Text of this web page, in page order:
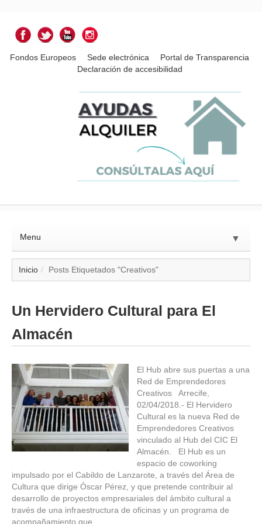
Fondos Europeos Sede electrónica
Portal de Transparencia
Declaración de accesibilidad
Menu ▼
▼
▼
Inicio Posts Etiquetados "Creativos"
Un Hervidero Cultural para El
Almacén
El Hub abre sus puertas a una
Red de Emprendedores
Creativos Arrecife,
02/04/2018.- El Hervidero
Cultural es la nueva Red de
Emprendedores Creativos
vinculado al Hub del CIC El
Almacén. El Hub es un
espacio de coworking
impulsado por el Cabildo de Lanzarote, a través del Área de
Cultura que dirige Óscar Pérez, y que pretende contribuir al
desarrollo de proyectos empresariales del ámbito cultural a
través de una infraestructura de oficinas y un programa de
acompañamiento que…